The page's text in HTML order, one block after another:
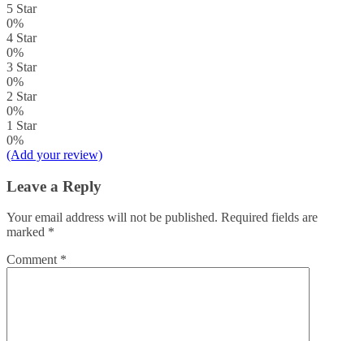
5 Star
0%
4 Star
0%
3 Star
0%
2 Star
0%
1 Star
0%
(Add your review)
Leave a Reply
Your email address will not be published. Required fields are
marked *
Comment *